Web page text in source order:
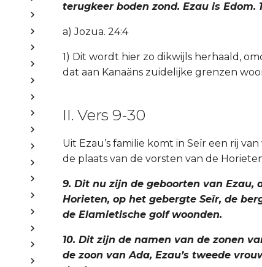
terugkeer boden zond. Ezau is Edom.
a) Jozua. 24:4
1) Dit wordt hier zo dikwijls herhaald,
dat aan Kanaäns zuidelijke grenzen
II. Vers 9-30
Uit Ezau’s familie komt in Seïr een rij
de plaats van de vorsten van de
9. Dit nu zijn de geboorten van Ezau,
Horieten, op het gebergte Seïr, de
de Elamietische golf woonden.
10. Dit zijn de namen van de zonen
de zoon van Ada, Ezau’s tweede